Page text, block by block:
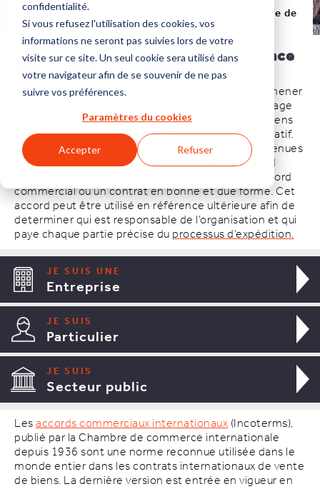
confidentialité.
Si vous refusez l'utilisation des cookies, vos
informations ne seront pas suivies lors de votre
visite sur ce site. Un seul cookie sera utilisé dans
votre navigateur afin de se souvenir de ne pas
suivre vos préférences.
Paramètres du cookies
Accepter Refuser
commerciales les plus courantes dans le domaine de
l’expédition à l’international.
Les Incoterms : le point de référence
des conditions commerciales
Dans le commerce international, la langue peut amener
certaines complexités. Pour les surmonter, un langage
commun à partir du moment où la propriété des biens
échangés passe du vendeur à l’acheteur est impératif.
Les conditions commerciales devraient être convenues
entre l’acheteur et le vendeur au début de l’accord
commercial et idéalement transcrites dans un accord
commercial ou un contrat en bonne et due forme. Cet
accord peut être utilisé en référence ultérieure afin de
determiner qui est responsable de l’organisation et qui
paye chaque partie précise duprocessus d’expédition.
JE SUIS UNE
Entreprise
JE SUIS
Particulier
JE SUIS
Secteur public
Lesaccords commerciaux internationaux(Incoterms),
publié par la Chambre de commerce internationale
depuis 1936 sont une norme reconnue utilisée dans le
monde entier dans les contrats internationaux de vente
de biens. La dernière version est entrée en vigueur en